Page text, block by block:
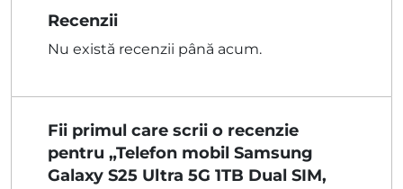
Recenzii
Nu există recenzii până acum.
Fii primul care scrii o recenzie
pentru „Telefon mobil Samsung
Galaxy S25 Ultra 5G 1TB Dual SIM,